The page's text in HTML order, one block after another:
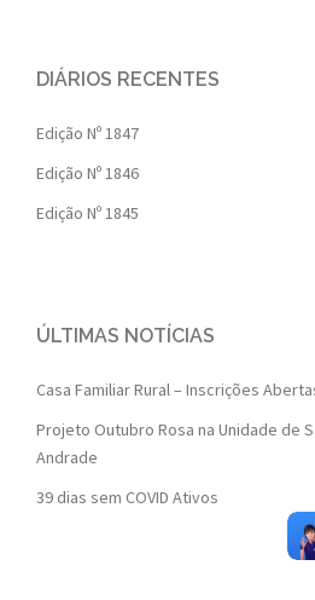
DIÁRIOS RECENTES
Edição Nº 1847
Edição Nº 1846
Edição Nº 1845
ÚLTIMAS NOTÍCIAS
Casa Familiar Rural – Inscrições
Projeto Outubro Rosa na Unidade de
Andrade
39 dias sem COVID Ativos